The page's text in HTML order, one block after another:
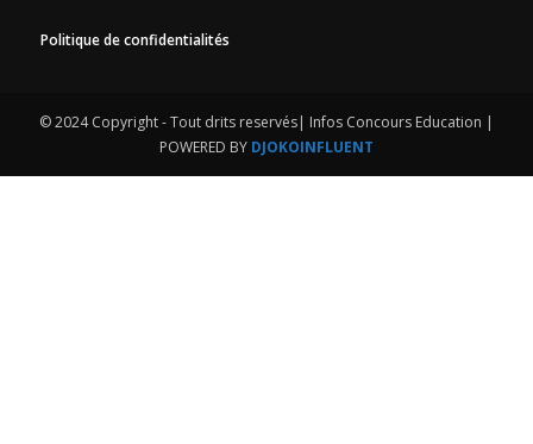
Politique de confidentialités
© 2024 Copyright - Tout drits reservés| Infos Concours Education |
POWERED BY DJOKOINFLUENT